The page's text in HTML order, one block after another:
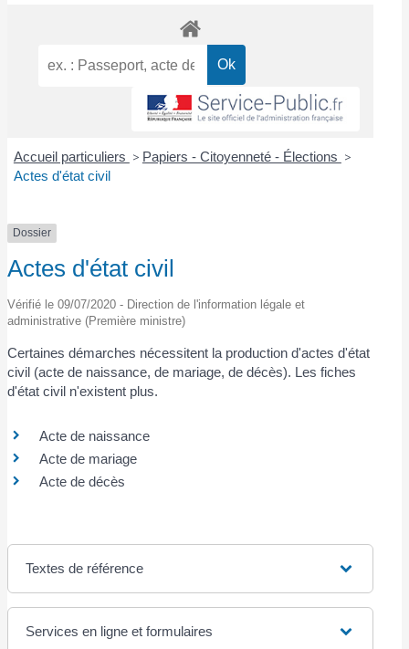
Accueil particuliers > Papiers - Citoyenneté - Élections >
Actes d'état civil
Dossier
Actes d'état civil
Vérifié le 09/07/2020 - Direction de l'information légale et
administrative (Première ministre)
Certaines démarches nécessitent la production d'actes d'état
civil (acte de naissance, de mariage, de décès). Les fiches
d'état civil n'existent plus.
Acte de naissance
Acte de mariage
Acte de décès
Textes de référence
Services en ligne et formulaires